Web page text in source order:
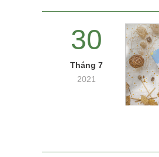
30
Tháng 7
2021